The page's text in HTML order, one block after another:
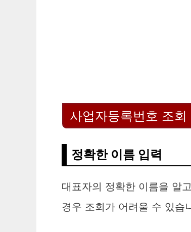
사업자등록번호 조
정확한 이름 입력
대표자의 정확한 이름을 알
경우 조회가 어려울 수 있습